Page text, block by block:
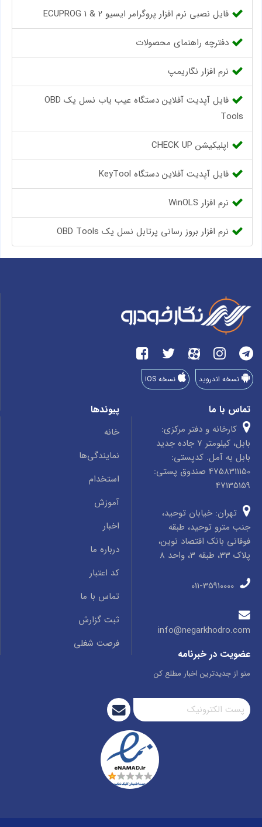
فایل نصبی نرم افزار پروگرامر ایسیو ECUPROG 1 & 2
دفترچه راهنمای محصولات
نرم افزار نگاریمپ
فایل آپدیت آفلاین دستگاه عیب یاب نسل یک OBD
Tools
اپلیکیشن CHECK UP
فایل آپدیت آفلاین دستگاه KeyTool
نرم افزار WinOLS
نرم افزار بروز رسانی پرتابل نسل یک OBD Tools
نسخه اندروید نسخه iOS
تماس با ما
کارخانه و دفتر مرکزی:
بابل، کیلومتر 7 جاده جدید
بابل به آمل. کدپستی:
4758311150 صندوق پستی:
47135159
تهران: خیابان توحید،
جنب مترو توحید، طبقه
فوقانی بانک اقتصاد نوین،
پلاک 33، طبقه 3، واحد 8
info@negarkhodro.com
پیوندها
خانه
نمایندگی‌ها
استخدام
آموزش
اخبار
درباره ما
کد اعتبار
تماس با ما
ثبت گزارش
فرصت شغلی
عضویت در خبرنامه
منو از جدیدترین اخبار مطلع کن